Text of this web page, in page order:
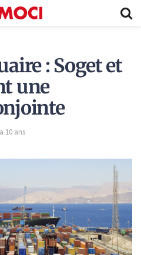
: Soget et
une
10 ans